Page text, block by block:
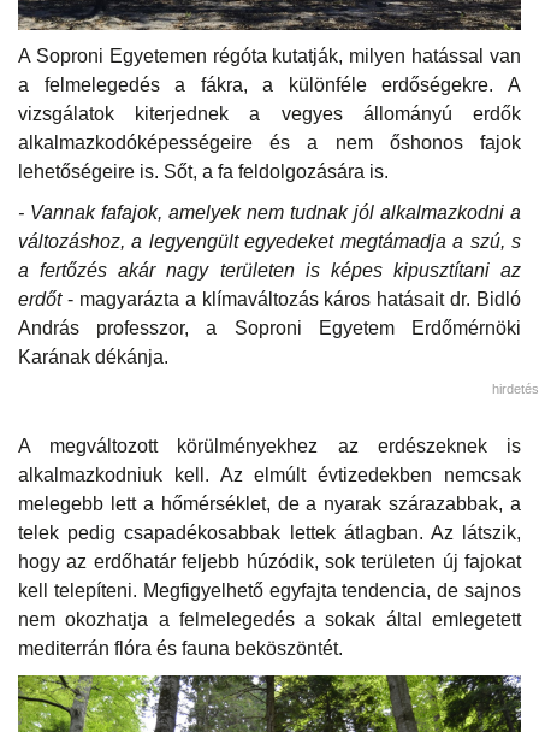
A Soproni Egyetemen régóta kutatják, milyen hatással van
a felmelegedés a fákra, a különféle erdőségekre. A
vizsgálatok kiterjednek a vegyes állományú erdők
alkalmazkodóképességeire és a nem őshonos fajok
lehetőségeire is. Sőt, a fa feldolgozására is.
- Vannak fafajok, amelyek nem tudnak jól alkalmazkodni a
változáshoz, a legyengült egyedeket megtámadja a szú, s
a fertőzés akár nagy területen is képes kipusztítani az
erdőt- magyarázta a klímaváltozás káros hatásait dr. Bidló
András professzor, a Soproni Egyetem Erdőmérnöki
Karának dékánja.
hirdetés
A megváltozott körülményekhez az erdészeknek is
alkalmazkodniuk kell. Az elmúlt évtizedekben nemcsak
melegebb lett a hőmérséklet, de a nyarak szárazabbak, a
telek pedig csapadékosabbak lettek átlagban. Az látszik,
hogy az erdőhatár feljebb húzódik, sok területen új fajokat
kell telepíteni. Megfigyelhető egyfajta tendencia, de sajnos
nem okozhatja a felmelegedés a sokak által emlegetett
mediterrán flóra és fauna beköszöntét.